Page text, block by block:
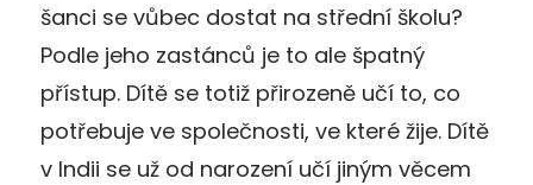
šanci se vůbec dostat na střední školu?
Podle jeho zastánců je to ale špatný
přístup. Dítě se totiž přirozeně učí to, co
potřebuje ve společnosti, ve které žije. Dítě
v Indii se už od narození učí jiným věcem